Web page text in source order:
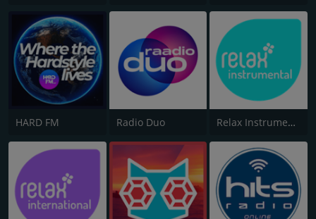
HARD FM Radio Duo Relax Instrumental